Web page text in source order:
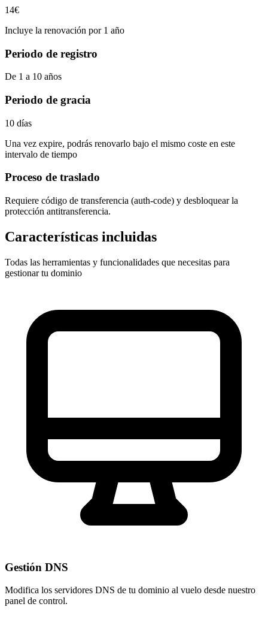
14€
Incluye la renovación por 1 año
Periodo de registro
De 1 a 10 años
Periodo de gracia
10 días
Una vez expire, podrás renovarlo bajo el mismo coste en este
intervalo de tiempo
Proceso de traslado
Requiere código de transferencia (auth-code) y desbloquear la
protección antitransferencia.
Características incluidas
Todas las herramientas y funcionalidades que necesitas para
gestionar tu dominio
Gestión DNS
Modifica los servidores DNS de tu dominio al vuelo desde nuestro
panel de control.